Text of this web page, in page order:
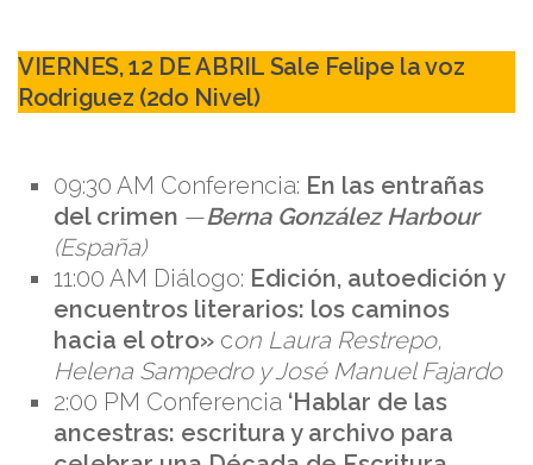
VIERNES, 12 DE ABRIL Sale Felipe la voz
Rodriguez (2do Nivel)
09:30 AM Conferencia: En las entrañas
del crimen —Berna González Harbour
(España)
11:00 AM Diálogo: Edición, autoedición y
encuentros literarios: los caminos
hacia el otro» con Laura Restrepo,
Helena Sampedro y José Manuel Fajardo
2:00 PM Conferencia ‘Hablar de las
ancestras: escritura y archivo para